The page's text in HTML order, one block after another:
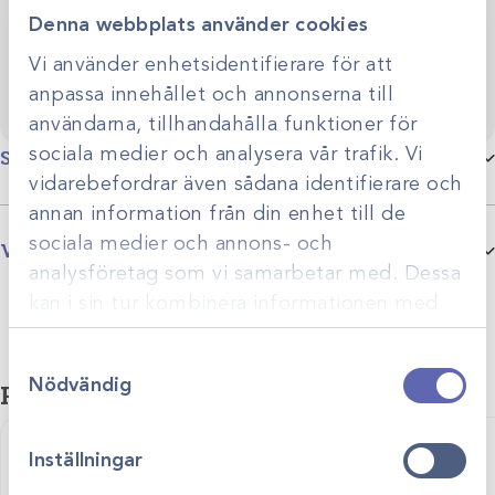
Denna webbplats använder cookies
Vi använder enhetsidentifierare för att
anpassa innehållet och annonserna till
användarna, tillhandahålla funktioner för
sociala medier och analysera vår trafik. Vi
vidarebefordrar även sådana identifierare och
annan information från din enhet till de
sociala medier och annons- och
analysföretag som vi samarbetar med. Dessa
kan i sin tur kombinera informationen med
annan information som du har tillhandahållit
eller som de har samlat in när du har använt
deras tjänster.
Nödvändig
Inställningar
Specifikationer
Val av förgasare
Varumärke
Comen erbjuder innovativa lösningar för modern
medicinteknisk utrustning med fokus på innovation, kvalitet och
anpassade för veterinärbranschen och kombinerar hög precision,
Relaterade produkter